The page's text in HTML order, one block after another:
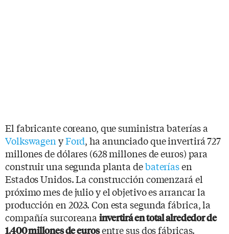
El fabricante coreano, que suministra baterías a
VolkswagenyFord, ha anunciado que invertirá 727
millones de dólares (628 millones de euros) para
construir una segunda planta debateríasen
Estados Unidos. La construcción comenzará el
próximo mes de julio y el objetivo es arrancar la
producción en 2023. Con esta segunda fábrica, la
compañía surcoreana invertirá en total alrededor de
1.400 millones de eurosentre sus dos fábricas.